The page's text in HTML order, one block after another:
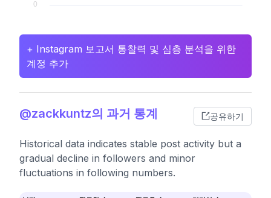
+ Instagram 보고서 통찰력 및 심층 분석을 위한
계정 추가
@zackkuntz의 과거 통계 공유하기
Historical data indicates stable post activity but a
gradual decline in followers and minor
fluctuations in following numbers.